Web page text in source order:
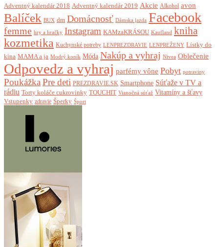
Adventný kalendár 2018 Adventný kalendár 2019 Akcie Alkohol avon
Balíček BUX dm Domácnosť Dámska jazda Facebook
femme hry a hračky Instagram KAMzaKRÁSOU Kaufland kniha
kozmetika Kuchynské potreby LENPREZDRAVIE LENPREŽENY Lístky do
kina MAMA a ja Modrý koník Móda Nakúp a vyhraj Nivea Oblečenie
Odpovedz a vyhraj parfémy vône Pobyt potraviny
Poukážka Pre deti PREZDRAVIE.SK Smartphone Súťaže v TV a
rádiu Torty koláče cukrovinky TOUCHIT Vianočná súťaž Vitamíny a šťavy
Vstupenky zdravie Šperky Šport